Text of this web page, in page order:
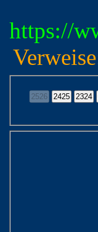
https://